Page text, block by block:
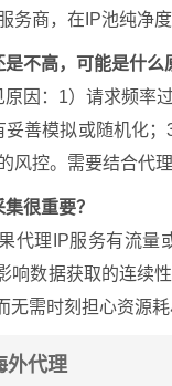
务商，在IP池纯净度
不高，可能是什么
因：1）请求频率
善模拟或随机化
控。需要结合代
很重要？
代理IP服务有流
数据获取的连续性
需时刻担心资源耗
外代理